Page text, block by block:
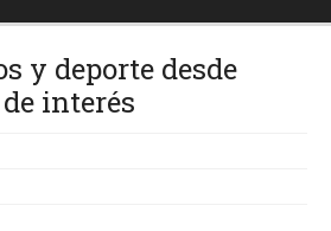
y deporte desde
interés